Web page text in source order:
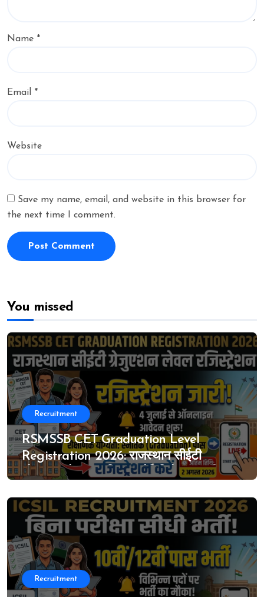
Name *
Email *
Website
Save my name, email, and website in this browser for
the next time I comment.
You missed
Recruitment
RSMSSB CET Graduation Level
Registration 2026: राजस्थान सीईटी
ग्रेजुएशन लेवल का विस्तृत नोटिफिकेशन जारी, 4
Recruitment